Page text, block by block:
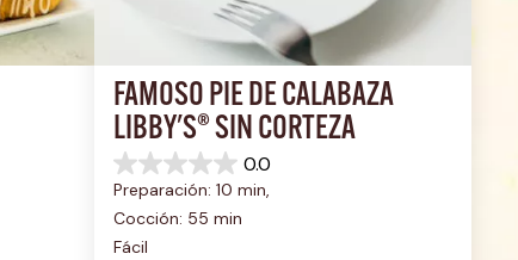
FAMOSO PIE DE CALABAZA
LIBBY'S® SIN CORTEZA
0.0
0.0
de
5
estrellas.
Preparación: 10 min,
Cocción: 55 min
Fácil